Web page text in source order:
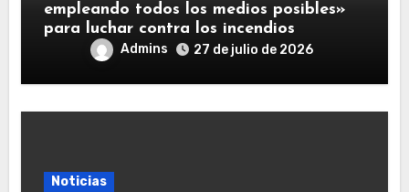
empleando todos los medios posibles»
para luchar contra los incendios
Admins 27 de julio de 2026
Noticias